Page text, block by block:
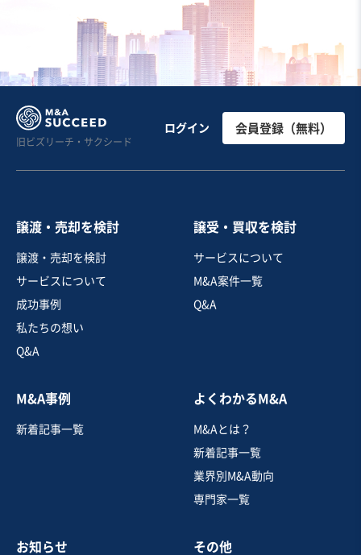
戸建建設販売 建築設計
お気に入り
製造・整備・修理業（輸送用機械器具）
自動車整備機器の企画開発・納入工事
地域
関東地方
従業員数
11名〜20名
機械器具設置工事
機械等修理・メンテナンス
【業歴50年以上】コンクリートブロックの製造・販売
売却希望金額
旧ビズリーチ・サクシード
ログイン 会員登録（無料）
譲渡・売却を検討
譲渡・売却を検討
サービスについて
成功事例
私たちの想い
Q&A
譲受・買収を検討
サービスについて
M&A案件一覧
Q&A
M&A事例
新着記事一覧
よくわかるM&A
M&Aとは？
新着記事一覧
業界別M&A動向
専門家一覧
お知らせ その他